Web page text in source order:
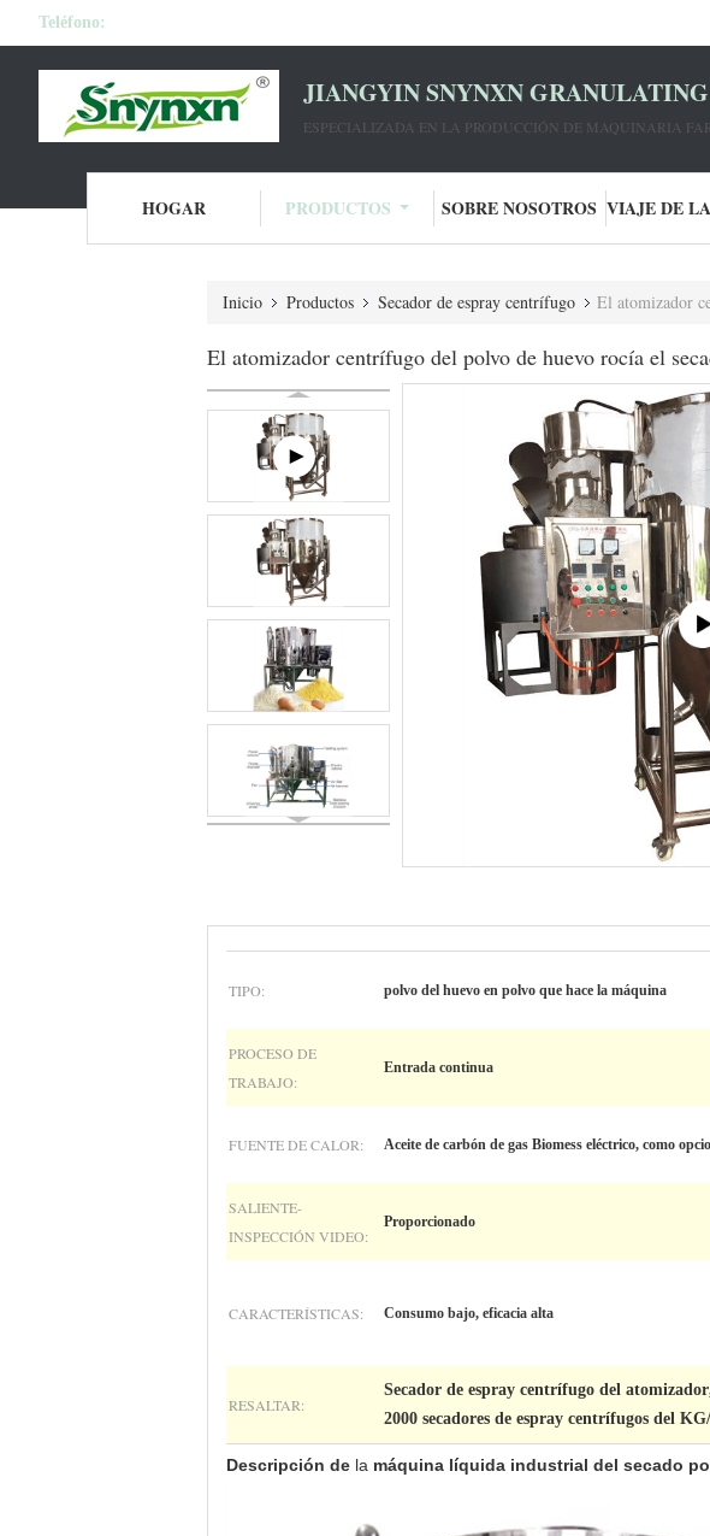
Teléfono:
JIANGYIN SNYNXN
ESPECIALIZADA EN LA PRODUCCIÓN DE MAQUINARIA
HOGAR PRODUCTOS SOBRE NOSOTROS
Inicio Productos Secador de espray centrífugo El atomizador
El atomizador centrífugo del polvo de huevo rocía el
TIPO: polvo del huevo en polvo que hace la máquina
PROCESO DE
TRABAJO:
Entrada continua
FUENTE DE CALOR: Aceite de carbón de gas Biomess eléctrico, como
SALIENTE-
INSPECCIÓN VIDEO:
Proporcionado
CARACTERÍSTICAS: Consumo bajo, eficacia alta
RESALTAR:
Secador de espray centrífugo del atomizador
2000 secadores de espray centrífugos del
Descripción de la máquina líquida industrial del secado